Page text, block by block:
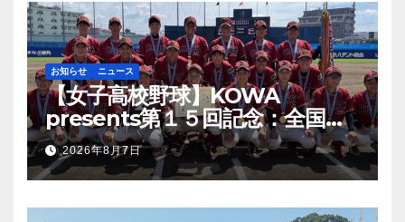
お知らせ ニュース
【女子高校野球】KOWA
presents第１５回記念：全国高
等学校女子硬式野球ユース大会開
幕
2026年8月7日